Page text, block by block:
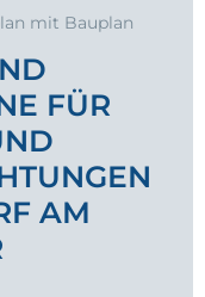
FÜR
AM